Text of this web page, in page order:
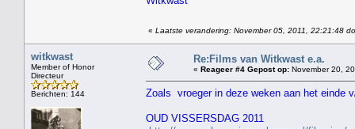
« Laatste verandering: November 05, 2011, 22:21:48
witkwast
Member of Honor
Directeur
Berichten: 144
Re:Films van Witkwast e.a.
« Reageer #4 Gepost op: November 20,
Zoals vroeger in deze weken aan het einde
OUD VISSERSDAG 2011